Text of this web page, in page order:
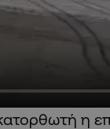
κατορθωτή η